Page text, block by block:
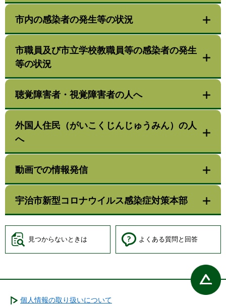
市内の感染者の発生等の状況
市職員及び市立学校教職員等の感染者の発生
等の状況
聴覚障害者・視覚障害者の人へ
外国人住民（がいこくじんじゅうみん）の人
へ
動画での情報発信
宇治市新型コロナウイルス感染症対策本部
見つからないときは よくある質問と回答
個人情報の取り扱いについて